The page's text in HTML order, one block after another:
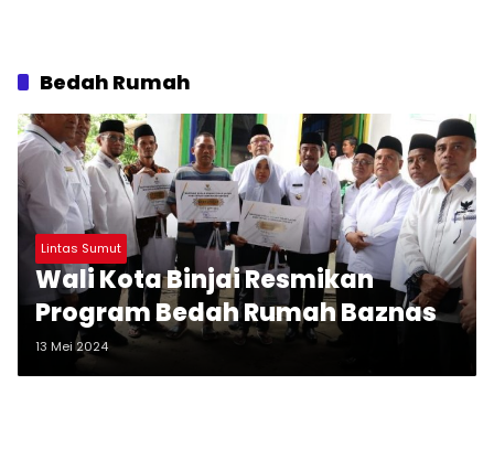
Bedah Rumah
Lintas Sumut
Wali Kota Binjai Resmikan
Program Bedah Rumah Baznas
13 Mei 2024